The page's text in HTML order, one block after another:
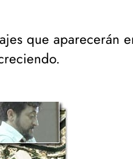
que aparecerán